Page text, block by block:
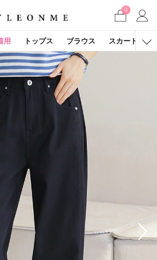
0
用 トップス ブラウス スカート